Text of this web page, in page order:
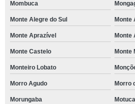
Mombuca
Monte Alegre do Sul Monte
Monte Aprazível Monte
Monte Castelo Monte
Monteiro Lobato
Morro Agudo Morro
Morungaba Motuca